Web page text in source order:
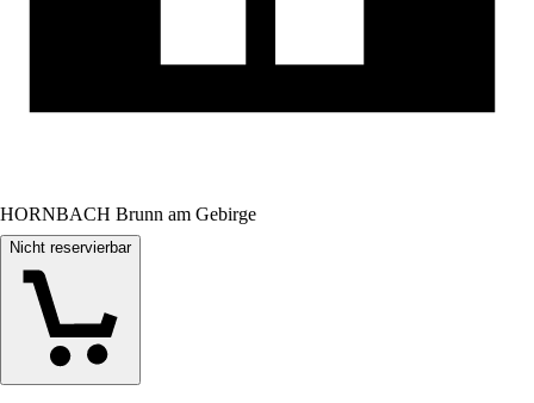
HORNBACH Brunn am Gebirge
Nicht reservierbar